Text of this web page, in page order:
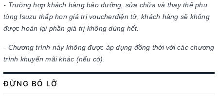
- Trường hợp khách hàng bảo dưỡng, sửa chữa và thay thế phụ
tùng Isuzu thấp hơn giá trị voucherđiện tử, khách hàng sẽ không
được hoàn lại phần giá trị không dùng hết.
- Chương trình này không được áp dụng đồng thời với các chương
trình khuyến mãi khác (nếu có).
ĐỪNG BỎ LỠ